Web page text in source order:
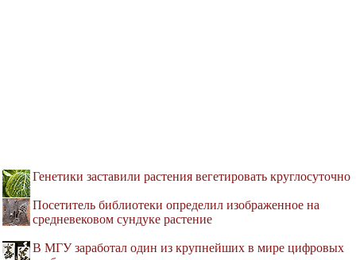
Генетики заставили растения вегетировать круглосуточно
Посетитель библиотеки определил изображенное на
средневековом сундуке растение
В МГУ заработал один из крупнейших в мире цифровых